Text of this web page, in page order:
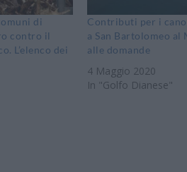
di
contro il
L’elenco dei
Contributi per i
a San Bartolomeo al
alle domande
4 Maggio 2020
In "Golfo Dianese"